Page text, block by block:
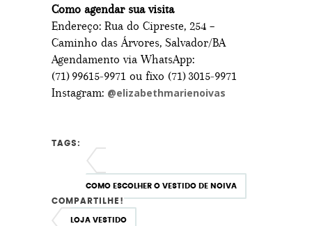
Como agendar sua visita
Endereço: Rua do Cipreste, 254 –
Caminho das Árvores, Salvador/BA
Agendamento via WhatsApp:
(71) 99615‑9971 ou fixo (71) 3015‑9971
Instagram: @elizabethmarienoivas
TAGS:
COMO ESCOLHER O VESTIDO DE NOIVA
LOJA VESTIDO
COMPARTILHE!